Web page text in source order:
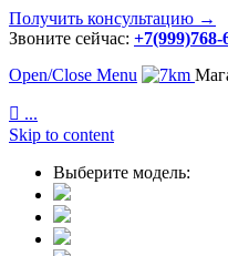
Получить консультацию →
Звоните сейчас: +7(999)768-
Open/Close Menu
 ...
Skip to content
Выберите модель: